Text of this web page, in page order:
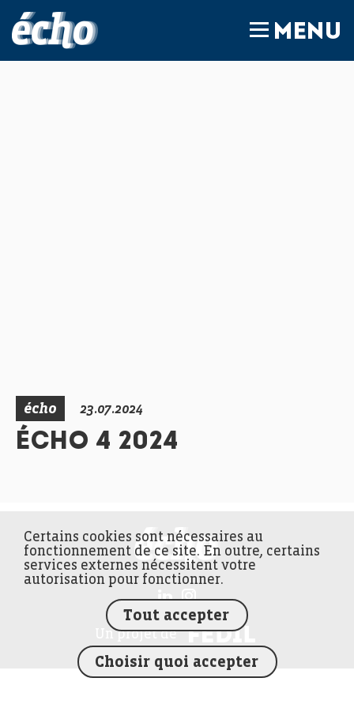
MENU
écho 23.07.2024
ÉCHO 4 2024
FEDIL écho
Un projet de
Certains cookies sont nécessaires au
fonctionnement de ce site. En outre, certains
services externes nécessitent votre
autorisation pour fonctionner.
Tout accepter
Choisir quoi accepter